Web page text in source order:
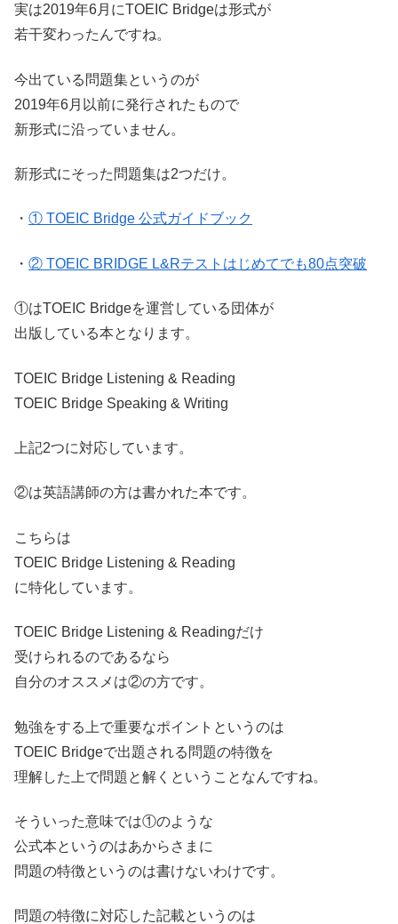
実は2019年6月にTOEIC Bridgeは形式が
若干変わったんですね。
今出ている問題集というのが
2019年6月以前に発行されたもので
新形式に沿っていません。
新形式にそった問題集は2つだけ。
・ ① TOEIC Bridge 公式ガイドブック
・ ② TOEIC BRIDGE L&Rテストはじめてでも80点突破
①はTOEIC Bridgeを運営している団体が
出版している本となります。
TOEIC Bridge Listening & Reading
TOEIC Bridge Speaking & Writing
上記2つに対応しています。
②は英語講師の方は書かれた本です。
こちらは
TOEIC Bridge Listening & Reading
に特化しています。
TOEIC Bridge Listening & Readingだけ
受けられるのであるなら
自分のオススメは②の方です。
勉強をする上で重要なポイントというのは
TOEIC Bridgeで出題される問題の特徴を
理解した上で問題と解くということなんですね。
そういった意味では①のような
公式本というのはあからさまに
問題の特徴というのは書けないわけです。
問題の特徴に対応した記載というのは